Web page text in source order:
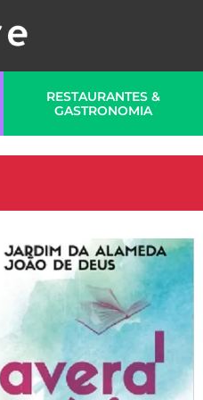
RESTAURANTES &
GASTRONOMIA